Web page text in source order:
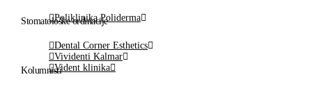
Poliklinika Poliderma
Stomatološke ordinacije
Dental Corner Esthetics
Vividenti Kalmar
Vident klinika
Kolumnisti